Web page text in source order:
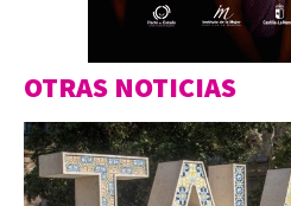
OTRAS NOTICIAS